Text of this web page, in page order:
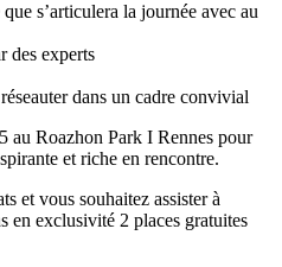
s’articulera la journée avec au
des experts
dans un cadre convivial
au Roazhon Park I Rennes pour
et riche en rencontre.
et vous souhaitez assister à
en exclusivité 2 places gratuites